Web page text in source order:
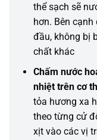
thể sạch sẽ
hơn. Bên
đầu, không bị
chất khác
Chấm nước
nhiệt trên cơ
tỏa hương xa
theo từng cử
xịt vào các vị